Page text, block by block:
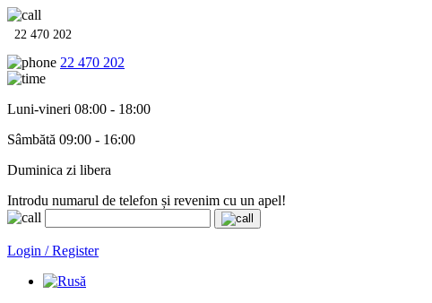
22 470 202
22 470 202
Luni-vineri 08:00 - 18:00
Sâmbătă 09:00 - 16:00
Duminica zi libera
Introdu numarul de telefon și revenim cu un apel!
Login / Register